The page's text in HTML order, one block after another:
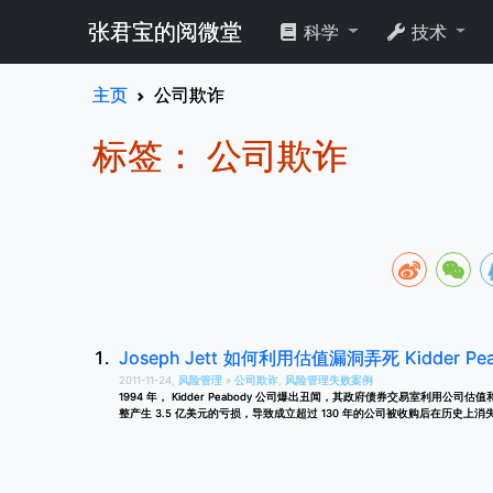
张君宝的阅微堂 科学 技术
主页 公司欺诈
标签： 公司欺诈
Joseph Jett 如何利用估值漏洞弄死 Kidder
2011-11-24, 风险管理 » 公司欺诈
风险管理失败案例
1994 年， Kidder Peabody 公司爆出丑闻，其政府债券交易室利用公司估
整产生 3.5 亿美元的亏损，导致成立超过 130 年的公司被收购后在历史上消失